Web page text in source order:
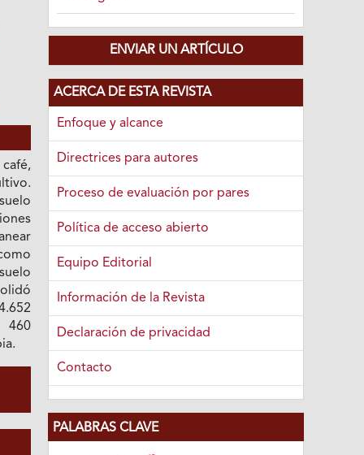
460
ENVIAR UN ARTÍCULO
ACERCA DE ESTA REVISTA
Enfoque y alcance
Directrices para autores
Proceso de evaluación por pares
Política de acceso abierto
Equipo Editorial
Información de la Revista
Declaración de privacidad
Contacto
PALABRAS CLAVE